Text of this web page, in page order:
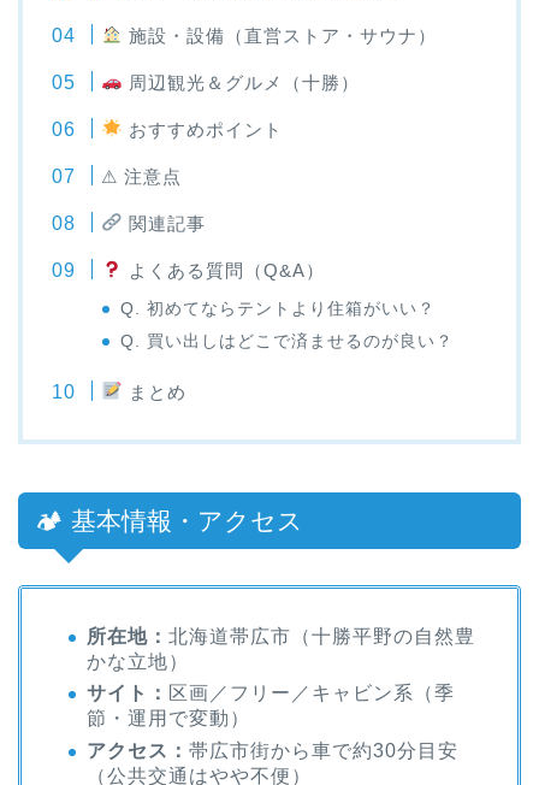
施設・設備（直営ストア・サウナ）
周辺観光＆グルメ（十勝）
おすすめポイント
⚠ 注意点
関連記事
よくある質問（Q&A）
Q. 初めてならテントより住箱がいい？
Q. 買い出しはどこで済ませるのが良い？
まとめ
🏕 基本情報・アクセス
所在地： 北海道帯広市（十勝平野の自然豊
かな立地）
サイト： 区画／フリー／キャビン系（季
節・運用で変動）
アクセス： 帯広市街から車で約30分目安
（公共交通はやや不便）